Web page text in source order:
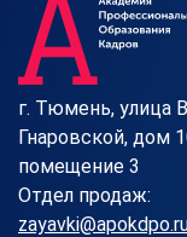
г. Тюмень, улица
Гнаровской, дом
помещение 3
Отдел продаж: